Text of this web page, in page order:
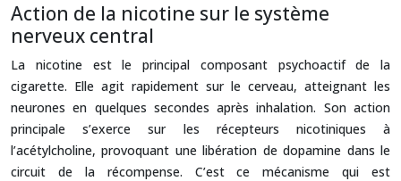
Action de la nicotine sur le système
nerveux central
La nicotine est le principal composant psychoactif de la
cigarette. Elle agit rapidement sur le cerveau, atteignant les
neurones en quelques secondes après inhalation. Son action
principale s’exerce sur les récepteurs nicotiniques à
l’acétylcholine, provoquant une libération de dopamine dans le
circuit de la récompense. C’est ce mécanisme qui est